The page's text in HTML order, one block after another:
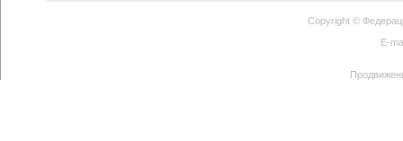
Copyright ©
E-